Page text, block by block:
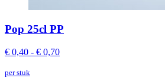
Pop 25cl PP
€ 0,40 - € 0,70
per stuk